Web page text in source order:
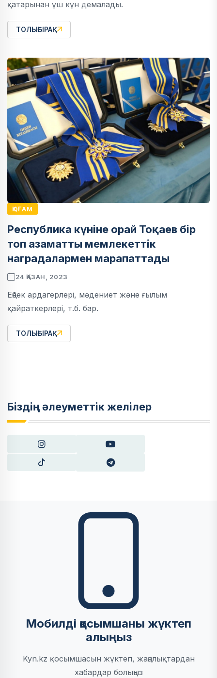
қатарынан үш күн демалады.
ТОЛЫҒЫРАҚ
ҚОҒАМ
Республика күніне орай Тоқаев бір
топ азаматты мемлекеттік
наградалармен марапаттады
24 ҚАЗАН, 2023
Еңбек ардагерлері, мәдениет және ғылым
қайраткерлері, т.б. бар.
ТОЛЫҒЫРАҚ
Біздің әлеуметтік желілер
Мобилді қосымшаны жүктеп
алыңыз
Kyn.kz қосымшасын жүктеп, жаңалықтардан
хабардар болыңыз